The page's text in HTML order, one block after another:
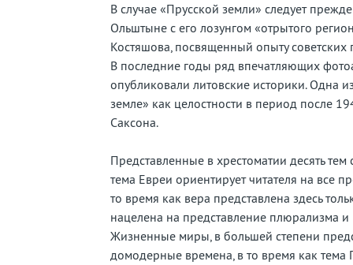
В случае «Прусской земли» следует
Ольштыне с его лозунгом «отрытого
Костяшова, посвященный опыту
В последние годы ряд впечатляющих
опубликовали литовские историки. Одна
земле» как целостности в период после
Саксона.
Представленные в хрестоматии десять
тема Евреи ориентирует читателя на все
то время как вера представлена здесь
нацелена на представление плюрализма
Жизненные миры, в большей степени
домодерные времена, в то время как тема